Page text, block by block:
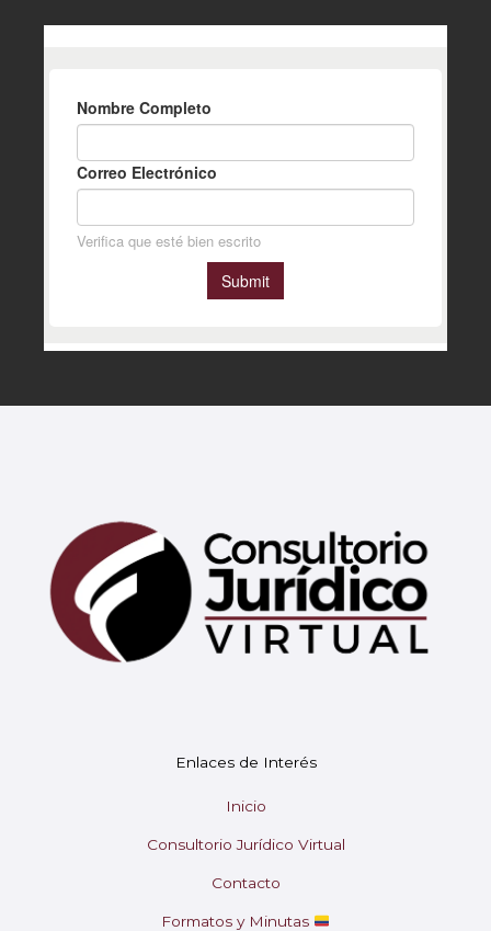
Enlaces de Interés
Inicio
Consultorio Jurídico Virtual
Contacto
Formatos y Minutas
Soy Mary tu asistente virtual.